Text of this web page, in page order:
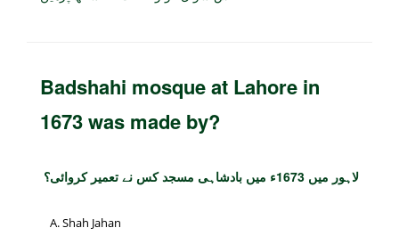
Badshahi mosque at Lahore in
1673 was made by?
لاہور میں 1673ء میں بادشاہی مسجد کس نے تعمیر کروائی؟
Shah Jahan